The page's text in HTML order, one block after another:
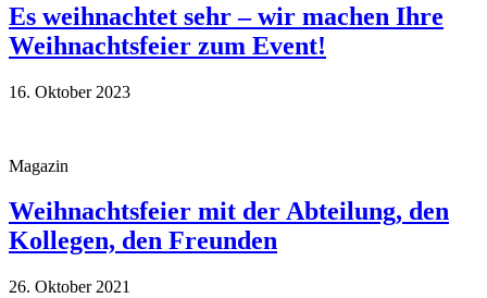
Es weihnachtet sehr – wir machen Ihre
Weihnachtsfeier zum Event!
16. Oktober 2023
Magazin
Weihnachtsfeier mit der Abteilung, den
Kollegen, den Freunden
26. Oktober 2021